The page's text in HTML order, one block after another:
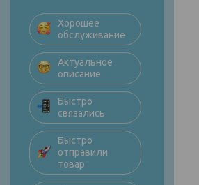
Хорошее
обслуживание
Актуальное
описание
Быстро
связались
Быстро
отправили
товар